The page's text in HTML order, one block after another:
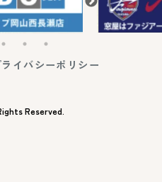
ライバシーポリシー
Reserved.